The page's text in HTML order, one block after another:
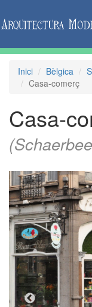
Inici Bèlgica
Casa-comerç
Casa-